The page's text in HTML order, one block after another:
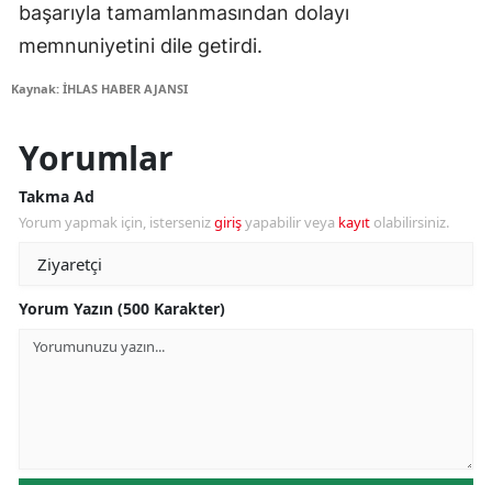
başarıyla tamamlanmasından dolayı
memnuniyetini dile getirdi.
Kaynak: İHLAS HABER AJANSI
Yorumlar
Takma Ad
Yorum yapmak için, istersenizgirişyapabilir veya kayıt olabilirsiniz.
Yorum Yazın (500 Karakter)